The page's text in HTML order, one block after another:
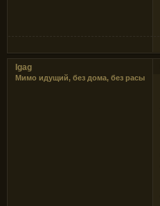
Igag
Мимо идущий, без дома, без расы